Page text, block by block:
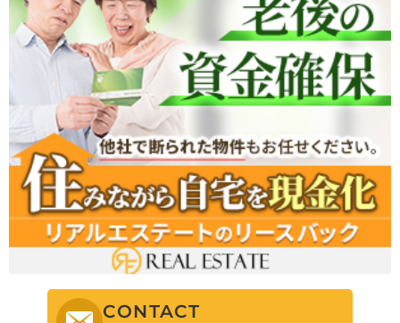
CONTACT